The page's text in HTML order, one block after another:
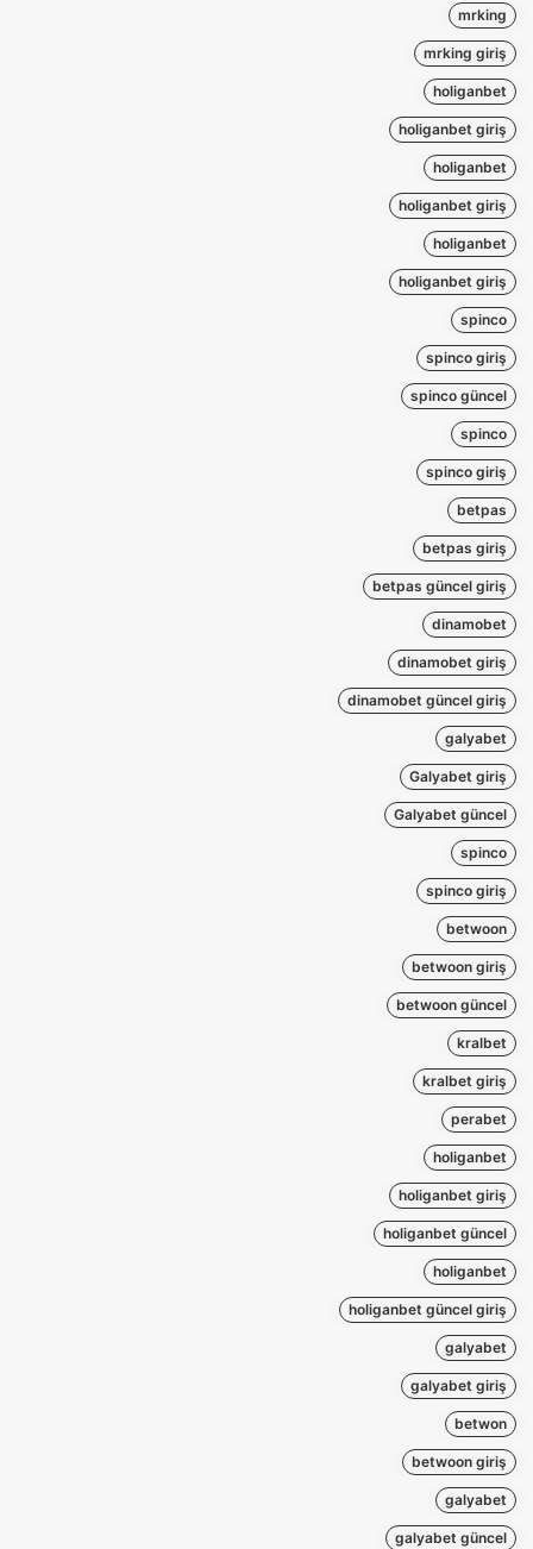
mrking
mrking giriş
holiganbet
holiganbet giriş
holiganbet
holiganbet giriş
holiganbet
holiganbet giriş
spinco
spinco giriş
spinco güncel
spinco
spinco giriş
betpas
betpas giriş
betpas güncel giriş
dinamobet
dinamobet giriş
dinamobet güncel giriş
galyabet
Galyabet giriş
Galyabet güncel
spinco
spinco giriş
betwoon
betwoon giriş
betwoon güncel
kralbet
kralbet giriş
perabet
holiganbet
holiganbet giriş
holiganbet güncel
holiganbet
holiganbet güncel giriş
galyabet
galyabet giriş
betwon
betwoon giriş
galyabet
galyabet güncel